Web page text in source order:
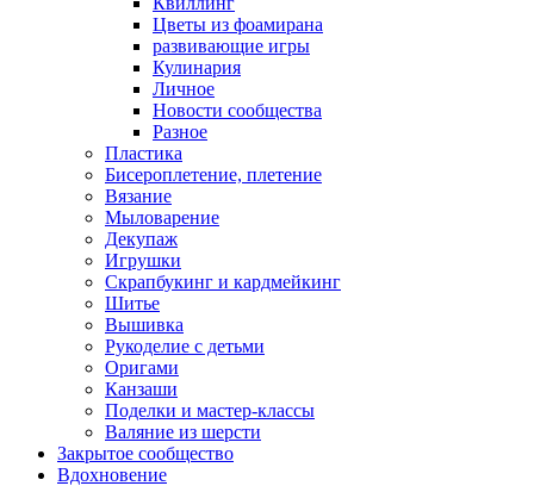
Цветы из фоамирана
развивающие игры
Кулинария
Личное
Новости сообщества
Разное
Пластика
Бисероплетение, плетение
Вязание
Мыловарение
Декупаж
Игрушки
Скрапбукинг и кардмейкинг
Шитье
Вышивка
Рукоделие с детьми
Оригами
Канзаши
Поделки и мастер-классы
Валяние из шерсти
Закрытое сообщество
Вдохновение